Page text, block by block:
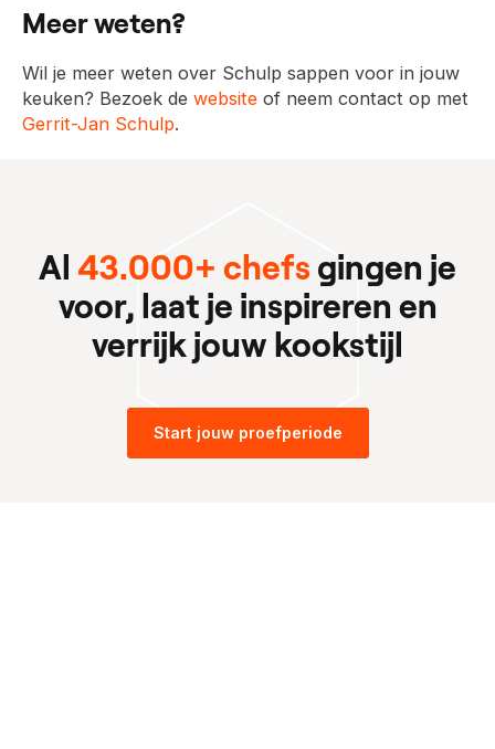
Meer weten?
Wil je meer weten over Schulp sappen voor in jouw
keuken? Bezoek de website of neem contact op met
Gerrit-Jan Schulp.
Al 43.000+ chefs gingen je
voor, laat je inspireren en
verrijk jouw kookstijl
Start jouw proefperiode